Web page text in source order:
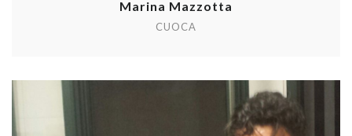
Marina Mazzotta
CUOCA